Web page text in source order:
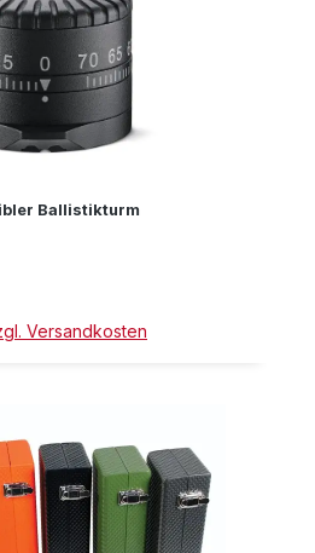
Ballistikturm
Versandkosten